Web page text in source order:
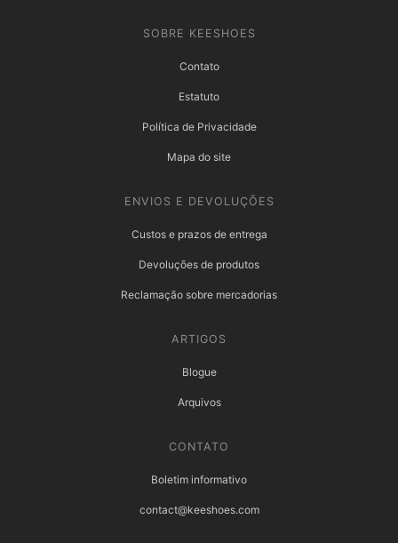
SOBRE KEESHOES
Contato
Estatuto
Política de Privacidade
Mapa do site
ENVIOS E DEVOLUÇÕES
Custos e prazos de entrega
Devoluções de produtos
Reclamação sobre mercadorias
ARTIGOS
Blogue
Arquivos
CONTATO
Boletim informativo
contact@keeshoes.com